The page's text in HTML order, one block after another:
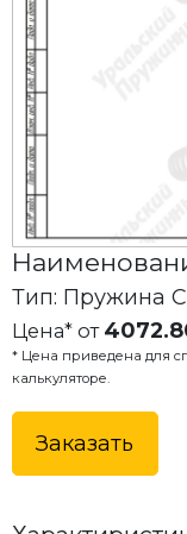
Тип: Пружина
Цена* от
* Цена приведена для
калькуляторе.
Заказать